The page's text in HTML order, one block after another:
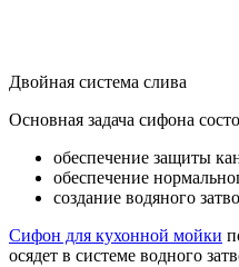
Двойная система слива
Основная задача сифона
обеспечение защиты
обеспечение
создание водяного
Сифон для кухонной мойки
осядет в системе водного